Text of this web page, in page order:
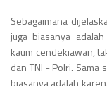
Sebagaimana
juga biasanya
kaum cendekiawan,
dan TNI - Polri. Sama